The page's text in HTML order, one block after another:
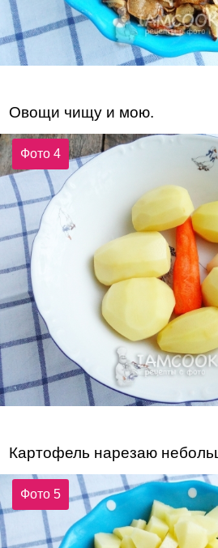
Овощи чищу и мою.
Фото 4
Картофель нарезаю
Фото 5